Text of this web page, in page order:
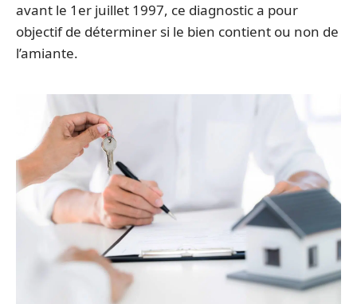
avant le 1er juillet 1997, ce diagnostic a pour
objectif de déterminer si le bien contient ou non de
l’amiante.